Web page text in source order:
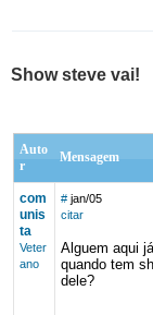
Show steve vai!
Auto
r
Mensagem
com
unis
ta
Veter
ano
# jan/05
citar
Alguem aqui
quando tem
dele?